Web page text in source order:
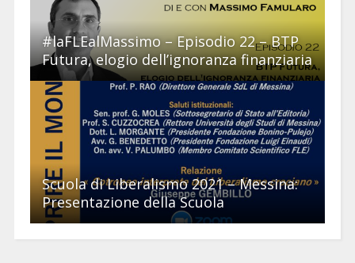
#laFLEalMassimo – Episodio 22 – BTP
Futura, elogio dell’ignoranza finanziaria
Scuola di Liberalismo 2021 – Messina:
Presentazione della Scuola